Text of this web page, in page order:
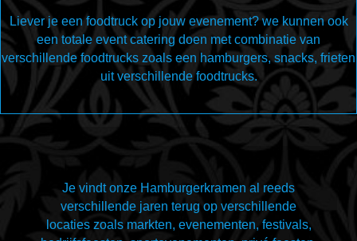
Liever je een foodtruck op jouw evenement? we kunnen ook
een totale event catering doen met combinatie van
verschillende foodtrucks zoals een hamburgers, snacks, frieten
uit verschillende foodtrucks.
Je vindt onze Hamburgerkramen al reeds
verschillende jaren terug op verschillende
locaties zoals markten, evenementen, festivals,